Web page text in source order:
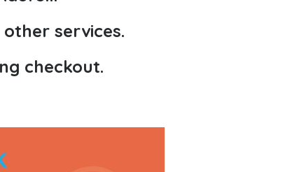
other services.
checkout.